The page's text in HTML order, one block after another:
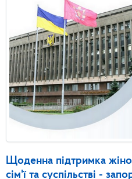
Щоденна підтримка
сім'ї та суспільстві -